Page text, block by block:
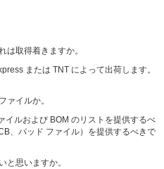
は取得着きますか。
または TNT によって出荷します。
ァイルか。
イルおよび BOM のリストを提供するべ
、パッド ファイル）を提供するべきで
と思いますか。